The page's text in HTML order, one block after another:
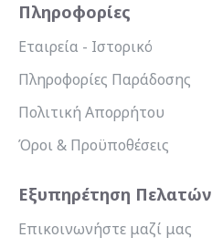
Πληροφορίες
Εταιρεία - Ιστορικό
Πληροφορίες Παράδοσης
Πολιτική Απορρήτου
Όροι & Προϋποθέσεις
Εξυπηρέτηση Πελατών
Επικοινωνήστε μαζί μας